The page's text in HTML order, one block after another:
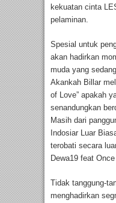
kekuatan cinta
pelaminan.
Spesial untuk
akan hadirkan
muda yang
Akankah Billar
of Love” apakah
senandungkan
Masih dari
Indosiar Luar
terobati secara
Dewa19 feat
Tidak tanggung-
menghadirkan